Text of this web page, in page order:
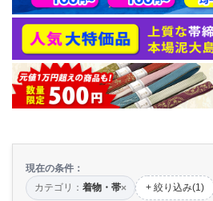
現在の条件：
カテゴリ： 着物・帯× + 絞り込み(1)